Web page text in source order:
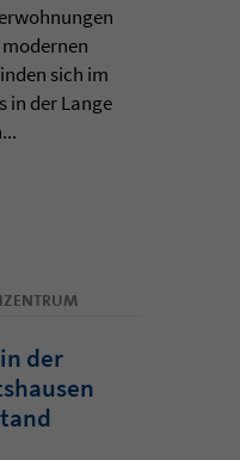
sich im
in der Lange
der